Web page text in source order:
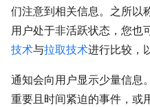
们注意到相关信息。之所以
用户处于非活跃状态，您也
技术与拉取技术进行比较，
通知会向用户显示少量信息
重要且时间紧迫的事件，或